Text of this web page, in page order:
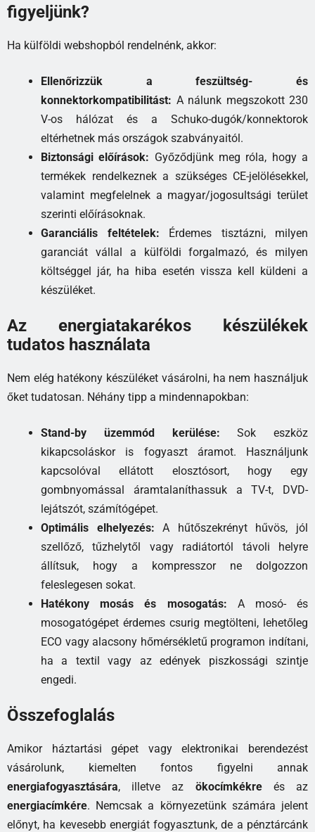
figyeljünk?
Ha külföldi webshopból rendelnénk, akkor:
Ellenőrizzük a feszültség- és
konnektorkompatibilitást: A nálunk megszokott 230
V-os hálózat és a Schuko-dugók/konnektorok
eltérhetnek más országok szabványaitól.
Biztonsági előírások: Győződjünk meg róla, hogy a
termékek rendelkeznek a szükséges CE-jelölésekkel,
valamint megfelelnek a magyar/jogosultsági terület
szerinti előírásoknak.
Garanciális feltételek: Érdemes tisztázni, milyen
garanciát vállal a külföldi forgalmazó, és milyen
költséggel jár, ha hiba esetén vissza kell küldeni a
készüléket.
Az energiatakarékos készülékek
tudatos használata
Nem elég hatékony készüléket vásárolni, ha nem használjuk
őket tudatosan. Néhány tipp a mindennapokban:
Stand-by üzemmód kerülése: Sok eszköz
kikapcsoláskor is fogyaszt áramot. Használjunk
kapcsolóval ellátott elosztósort, hogy egy
gombnyomással áramtalaníthassuk a TV-t, DVD-
lejátszót, számítógépet.
Optimális elhelyezés: A hűtőszekrényt hűvös, jól
szellőző, tűzhelytől vagy radiátortól távoli helyre
állítsuk, hogy a kompresszor ne dolgozzon
feleslegesen sokat.
Hatékony mosás és mosogatás: A mosó- és
mosogatógépet érdemes csurig megtölteni, lehetőleg
ECO vagy alacsony hőmérsékletű programon indítani,
ha a textil vagy az edények piszkossági szintje
engedi.
Összefoglalás
Amikor háztartási gépet vagy elektronikai berendezést
vásárolunk, kiemelten fontos figyelni annak
energiafogyasztására, illetve az ökocímkékreés az
energiacímkére. Nemcsak a környezetünk számára jelent
előnyt, ha kevesebb energiát fogyasztunk, de a pénztárcánk